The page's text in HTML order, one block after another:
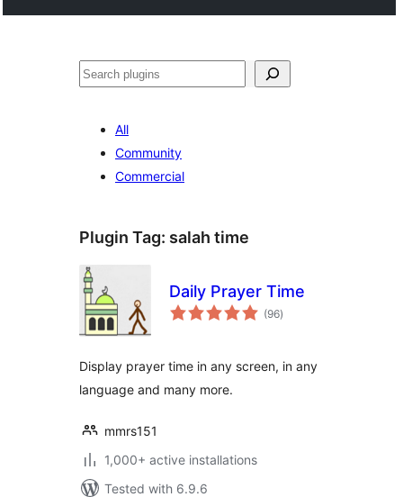
ရှာ
All
Community
Commercial
Plugin Tag: salah time
Daily Prayer Time
(96total
ratings
)
Display prayer time in any screen, in any
language and many more.
mmrs151
1,000+ active installations
Tested with 6.9.6